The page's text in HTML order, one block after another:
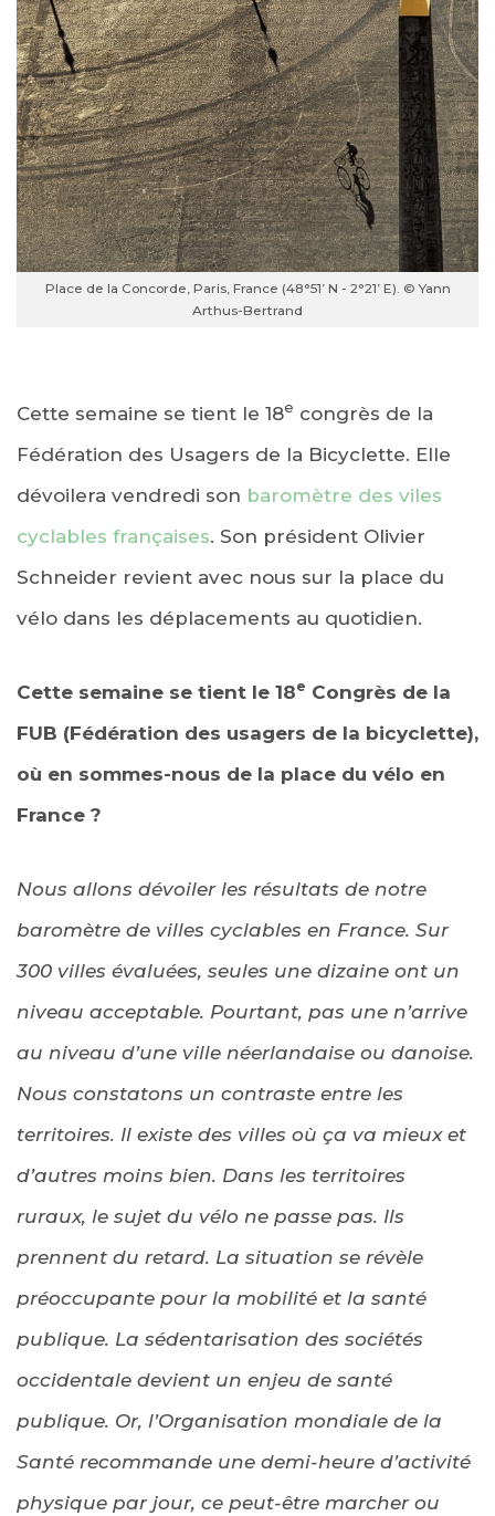
Place de la Concorde, Paris, France (48°51’ N - 2°21’ E). © Yann
Arthus-Bertrand
Cette semaine se tient le 18e congrès de la
Fédération des Usagers de la Bicyclette. Elle
dévoilera vendredi son baromètre des viles
cyclables françaises. Son président Olivier
Schneider revient avec nous sur la place du
vélo dans les déplacements au quotidien.
Cette semaine se tient le 18e Congrès de la
FUB (Fédération des usagers de la bicyclette),
où en sommes-nous de la place du vélo en
France ?
Nous allons dévoiler les résultats de notre
baromètre de villes cyclables en France. Sur
300 villes évaluées, seules une dizaine ont un
niveau acceptable. Pourtant, pas une n’arrive
au niveau d’une ville néerlandaise ou danoise.
Nous constatons un contraste entre les
territoires. Il existe des villes où ça va mieux et
d’autres moins bien. Dans les territoires
ruraux, le sujet du vélo ne passe pas. Ils
prennent du retard. La situation se révèle
préoccupante pour la mobilité et la santé
publique. La sédentarisation des sociétés
occidentale devient un enjeu de santé
publique. Or, l’Organisation mondiale de la
Santé recommande une demi-heure d’activité
physique par jour, ce peut-être marcher ou